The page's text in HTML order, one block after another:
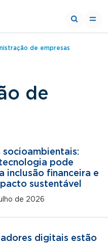
de empresas
de
socioambientais:
pode
inclusão financeira e
sustentável
de 2026
digitais estão